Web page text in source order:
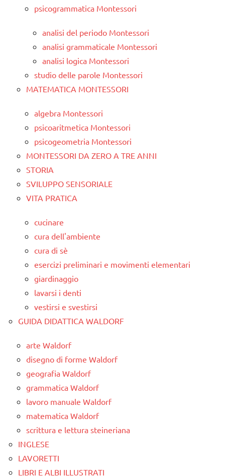
psicogrammatica Montessori
analisi del periodo Montessori
analisi grammaticale Montessori
analisi logica Montessori
studio delle parole Montessori
MATEMATICA MONTESSORI
algebra Montessori
psicoaritmetica Montessori
psicogeometria Montessori
MONTESSORI DA ZERO A TRE ANNI
STORIA
SVILUPPO SENSORIALE
VITA PRATICA
cucinare
cura dell'ambiente
cura di sè
esercizi preliminari e movimenti elementari
giardinaggio
lavarsi i denti
vestirsi e svestirsi
GUIDA DIDATTICA WALDORF
arte Waldorf
disegno di forme Waldorf
geografia Waldorf
grammatica Waldorf
lavoro manuale Waldorf
matematica Waldorf
scrittura e lettura steineriana
INGLESE
LAVORETTI
LIBRI E ALBI ILLUSTRATI